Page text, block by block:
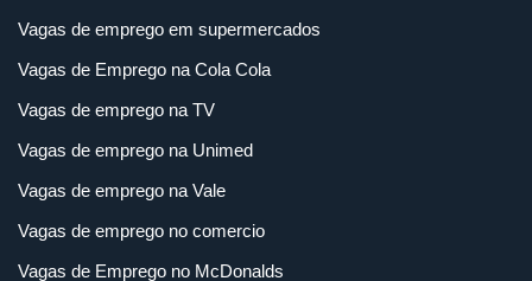
Vagas de emprego em supermercados
Vagas de Emprego na Cola Cola
Vagas de emprego na TV
Vagas de emprego na Unimed
Vagas de emprego na Vale
Vagas de emprego no comercio
Vagas de Emprego no McDonalds